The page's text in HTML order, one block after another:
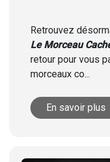
Retrouvez
Le Morceau
retour pour vous
morceaux co...
En savoir plus